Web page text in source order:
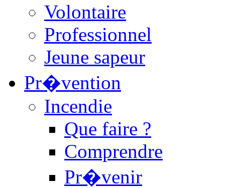
Volontaire
Professionnel
Jeune sapeur
Pr�vention
Incendie
Que faire ?
Comprendre
Pr�venir